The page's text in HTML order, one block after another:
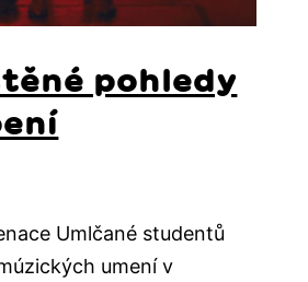
pohledy
Umlčané studentů
umení v